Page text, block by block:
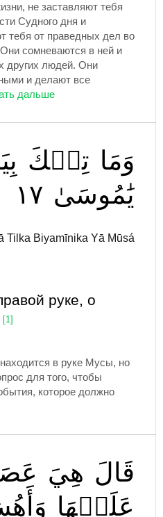
не заставляют тебя
Судного дня и
тебя от праведных дел во
сомневаются в ней и
других людей. Они
и делают все
وَمَا تِلۡكَ
يَٰمُوسَىٰ ١٧
Tilka Biyamīnika Yā Mūsá
руке, о
[1]
в руке Мусы, но
для того, чтобы
которое должно
قَالَ هِيَ
عَلَيۡهَا